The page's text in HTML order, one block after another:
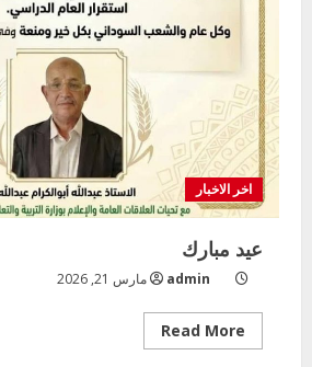
اخر الاخبار
عيد مبارك
admin مارس 21, 2026
Read More
more